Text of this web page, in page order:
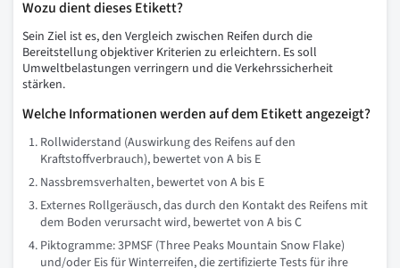
Wozu dient dieses Etikett?
Sein Ziel ist es, den Vergleich zwischen Reifen durch die
Bereitstellung objektiver Kriterien zu erleichtern. Es soll
Umweltbelastungen verringern und die Verkehrssicherheit
stärken.
Welche Informationen werden auf dem Etikett angezeigt?
Rollwiderstand (Auswirkung des Reifens auf den
Kraftstoffverbrauch), bewertet von A bis E
Nassbremsverhalten, bewertet von A bis E
Externes Rollgeräusch, das durch den Kontakt des Reifens mit
dem Boden verursacht wird, bewertet von A bis C
Piktogramme: 3PMSF (Three Peaks Mountain Snow Flake)
und/oder Eis für Winterreifen, die zertifizierte Tests für ihre